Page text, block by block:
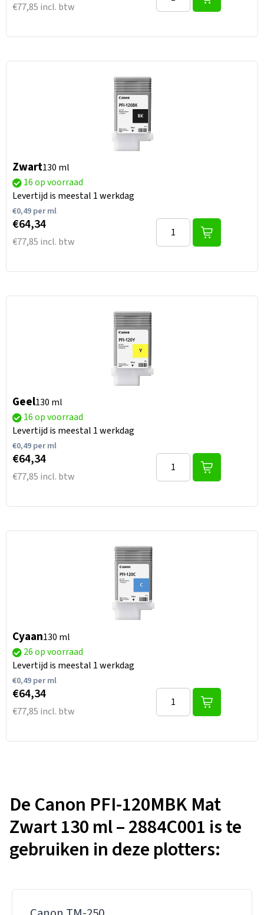
€77,85 incl. btw
Zwart130 ml
16 op voorraad
Levertijd is meestal 1 werkdag
€0,49per ml
€64,34
€77,85 incl. btw
Geel130 ml
16 op voorraad
Levertijd is meestal 1 werkdag
€0,49per ml
€64,34
€77,85 incl. btw
Cyaan130 ml
26 op voorraad
Levertijd is meestal 1 werkdag
€0,49per ml
€64,34
€77,85 incl. btw
De Canon PFI-120MBK Mat
Zwart 130 ml – 2884C001 is te
gebruiken in deze plotters: